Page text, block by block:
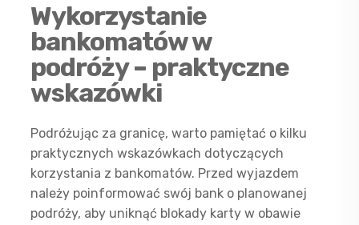
Wykorzystanie
bankomatów w
podróży – praktyczne
wskazówki
Podróżując za granicę, warto pamiętać o kilku
praktycznych wskazówkach dotyczących
korzystania z bankomatów. Przed wyjazdem
należy poinformować swój bank o planowanej
podróży, aby uniknąć blokady karty w obawie